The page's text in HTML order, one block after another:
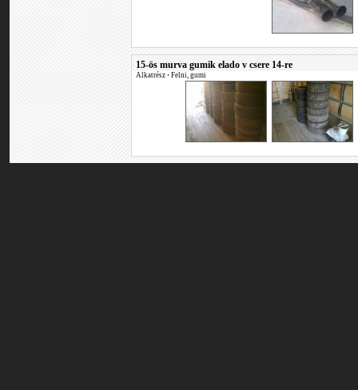
15-ös murva gumik elado v csere 14-re
Alkatrész • Felni, gumi